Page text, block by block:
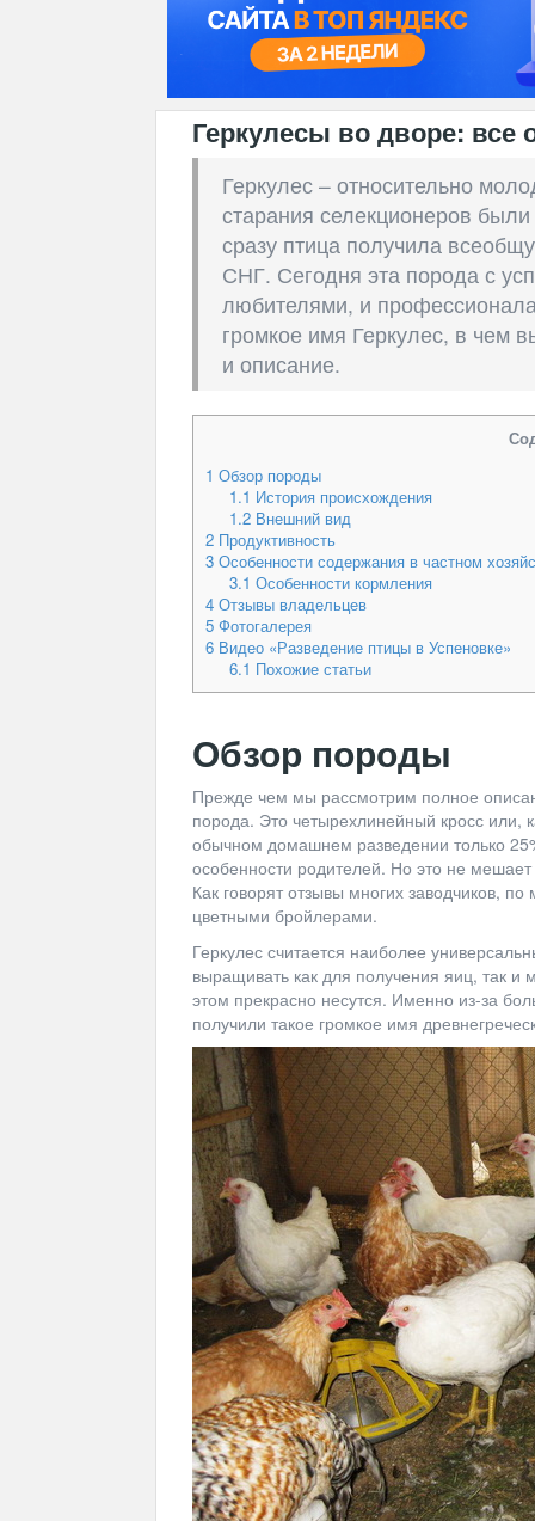
Геркулесы во дворе: все
Геркулес – относительно
старания селекционеров
сразу птица получила
СНГ. Сегодня эта порода с
любителями, и
громкое имя Геркулес, в чем
и описание.
1 Обзор породы
1.1 История происхождения
1.2Внешний вид
2 Продуктивность
3 Особенности содержания в частном
3.1 Особенности кормления
4 Отзывы владельцев
5 Фотогалерея
6 Видео «Разведение птицы в Успеновке»
6.1 Похожие статьи
Обзор породы
Прежде чем мы рассмотрим полное
порода. Это четырехлинейный кросс
обычном домашнем разведении только
особенности родителей. Но это не
Как говорят отзывы многих заводчиков,
цветными бройлерами.
Геркулес считается наиболее
выращивать как для получения яиц, так
этом прекрасно несутся. Именно из-за
получили такое громкое имя